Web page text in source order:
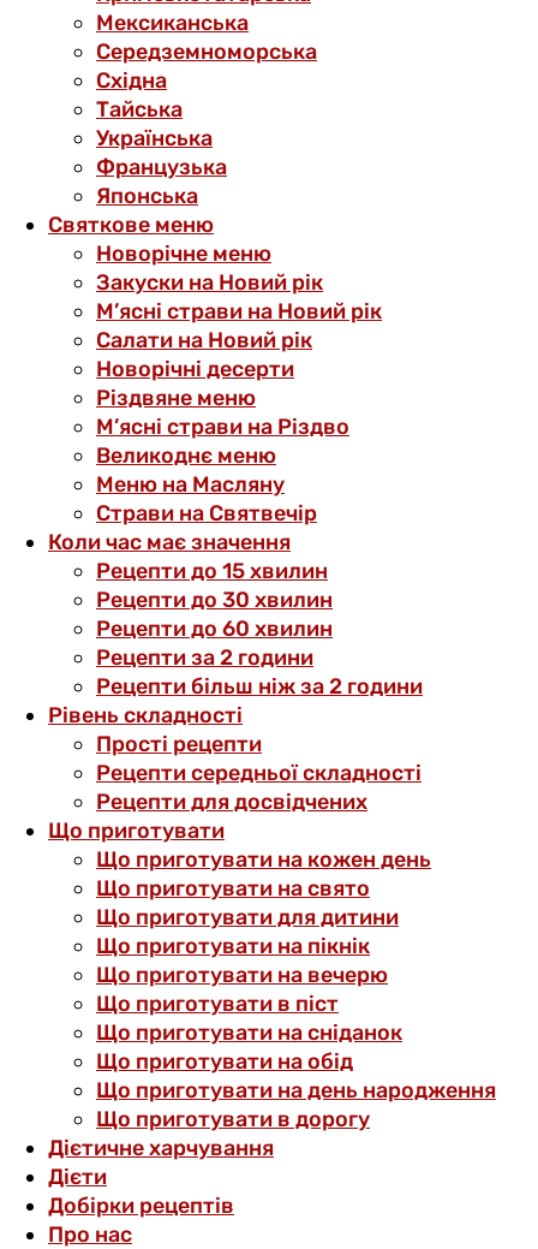
Мексиканська
Середземноморська
Східна
Тайська
Українська
Французька
Японська
Святкове меню
Новорічне меню
Закуски на Новий рік
М’ясні страви на Новий рік
Салати на Новий рік
Новорічні десерти
Різдвяне меню
М’ясні страви на Різдво
Великоднє меню
Меню на Масляну
Страви на Святвечір
Коли час має значення
Рецепти до 15 хвилин
Рецепти до 30 хвилин
Рецепти до 60 хвилин
Рецепти за 2 години
Рецепти більш ніж за 2 години
Рівень складності
Прості рецепти
Рецепти середньої складності
Рецепти для досвідчених
Що приготувати
Що приготувати на кожен день
Що приготувати на свято
Що приготувати для дитини
Що приготувати на пікнік
Що приготувати на вечерю
Що приготувати в піст
Що приготувати на сніданок
Що приготувати на обід
Що приготувати на день народження
Що приготувати в дорогу
Дієтичне харчування
Дієти
Добірки рецептів
Про нас